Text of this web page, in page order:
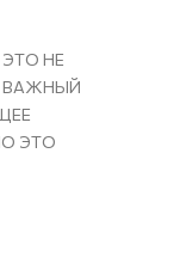
НЕ
ВАЖНЫЙ
ЭТО